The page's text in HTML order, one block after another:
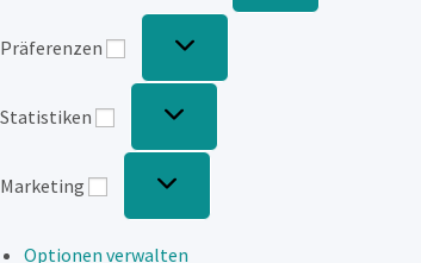
Präferenzen
Präferenzen
Statistiken
Statistiken
Marketing
Marketing
Optionen verwalten